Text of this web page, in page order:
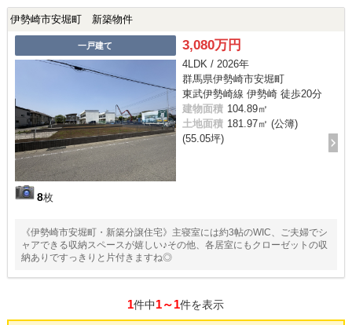
伊勢崎市安堀町 新築物件
一戸建て
8枚
3,080万円
4LDK / 2026年
群馬県伊勢崎市安堀町
東武伊勢崎線 伊勢崎 徒歩20分
建物面積 104.89㎡
土地面積 181.97㎡ (公簿)
(55.05坪)
《伊勢崎市安堀町・新築分譲住宅》主寝室には約3帖のWIC、ご夫婦でシ
ャアできる収納スペースが嬉しい♪その他、各居室にもクローゼットの収
納ありですっきりと片付きますね◎
1件中1～1件を表示